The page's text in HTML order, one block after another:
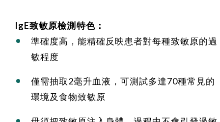
IgE致敏原檢測特色：
準確度高，能精確反映患者對每種致敏原的過
敏程度
僅需抽取2毫升血液，可測試多達70種常見的
環境及食物致敏原